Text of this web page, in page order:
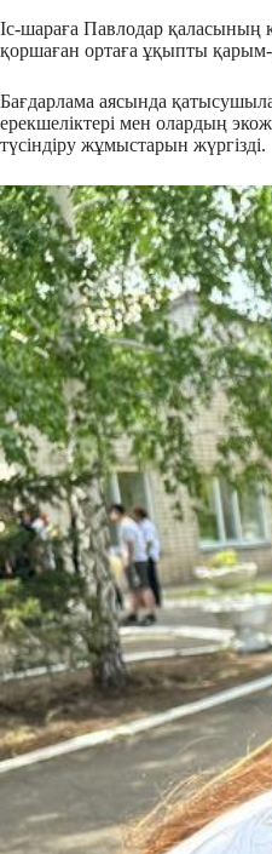
Іс-шараға Павлодар қаласының
қоршаған ортаға ұқыпты қарым-
Бағдарлама аясында
ерекшеліктері мен олардың
түсіндіру жұмыстарын жүргізді.